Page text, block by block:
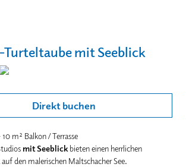
mit Seeblick
Direkt buchen
m² Balkon / Terrasse
mit Seeblickbieten einen herrlichen
den malerischen Maltschacher See.